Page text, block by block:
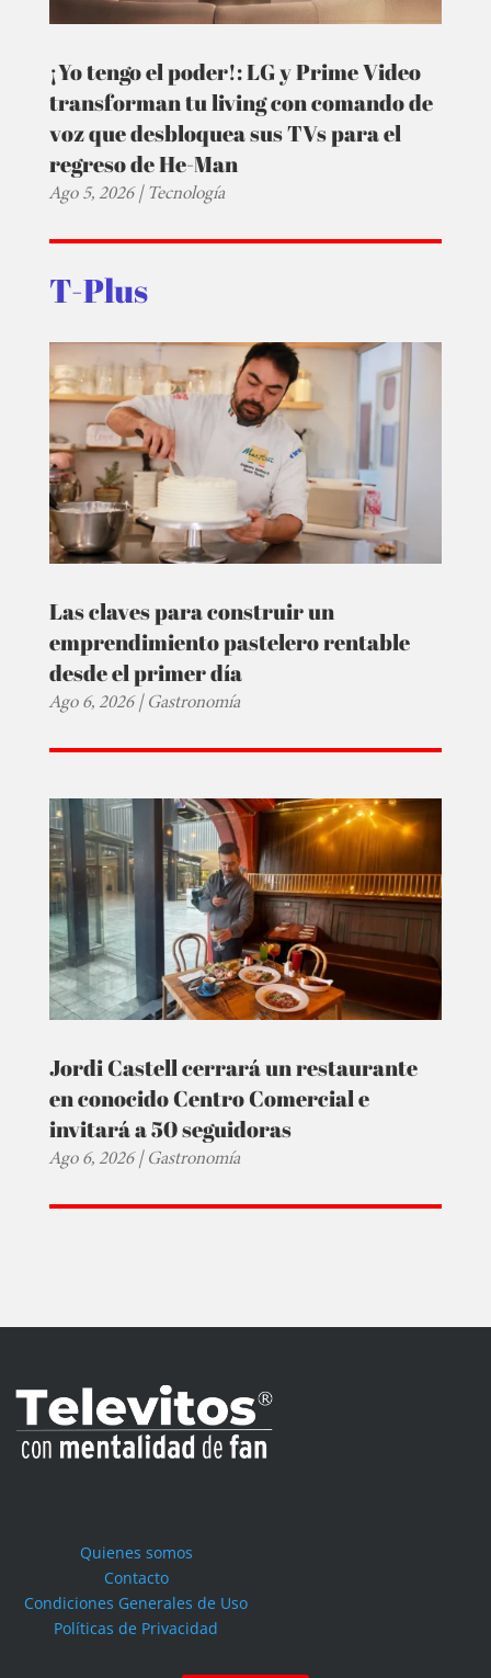
¡Yo tengo el poder!: LG y Prime Video
transforman tu living con comando de
voz que desbloquea sus TVs para el
regreso de He-Man
Ago 5, 2026|Tecnología
T-Plus
Las claves para construir un
emprendimiento pastelero rentable
desde el primer día
Ago 6, 2026|Gastronomía
Jordi Castell cerrará un restaurante
en conocido Centro Comercial e
invitará a 50 seguidoras
Ago 6, 2026|Gastronomía
Quienes somos
Contacto
Condiciones Generales de Uso
Políticas de Privacidad